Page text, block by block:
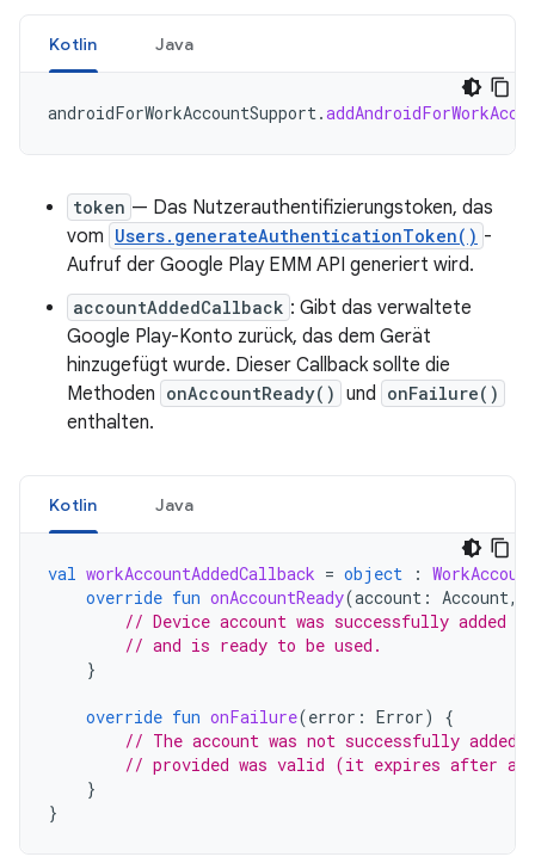
Kotlin Java
androidForWorkAccountSupport.
token — Das Nutzerauthentifizierungstoken, das
vom Users.generateAuthenticationToken() -
Aufruf der Google Play EMM API generiert wird.
accountAddedCallback : Gibt das verwaltete
Google Play-Konto zurück, das dem Gerät
hinzugefügt wurde. Dieser Callback sollte die
Methoden onAccountReady() und onFailure()
enthalten.
Kotlin Java
val workAccountAddedCallback = object :
override fun onAccountReady(account : Account,
// Device account was successfully added
// and is ready to be used.
}
override fun onFailure(error : Error)
{
// The account was not successfully
// provided was valid (it expires after a
}
}